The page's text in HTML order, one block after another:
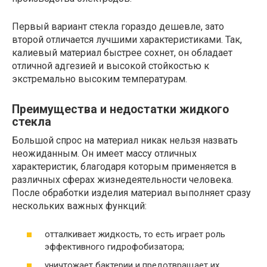
Первый вариант стекла гораздо дешевле, зато
второй отличается лучшими характеристиками. Так,
калиевый материал быстрее сохнет, он обладает
отличной адгезией и высокой стойкостью к
экстремально высоким температурам.
Преимущества и недостатки жидкого
стекла
Большой спрос на материал никак нельзя назвать
неожиданным. Он имеет массу отличных
характеристик, благодаря которым применяется в
различных сферах жизнедеятельности человека.
После обработки изделия материал выполняет сразу
нескольких важных функций:
отталкивает жидкость, то есть играет роль
эффективного гидрофобизатора;